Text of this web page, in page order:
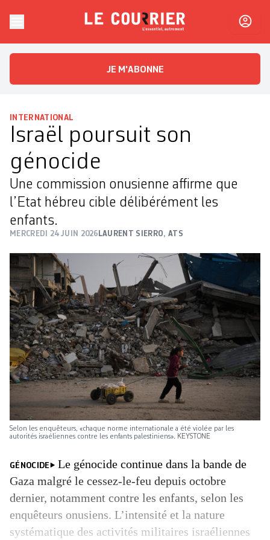
Le CourrierL'essentiel, autrement
JE M'ABONNE
INTERNATIONAL
Israël poursuit son
génocide
Une commission onusienne affirme que
l’Etat hébreu cible délibérément les
enfants.
MERCREDI 24 JUIN 2026 LAURENT SIERRO, ATS
Selon les enquêteurs, «chaque norme internationale a été violée par les
autorités israéliennes contre les enfants palestiniens». KEYSTONE
GÉNOCIDE
Le génocide continue dans la bande de
Gaza malgré le cessez-le-feu depuis octobre
dernier, notamment contre les enfants, selon les
enquêteurs onusiens. L’intensité et la nature
systématique des activités militaires israéliennes